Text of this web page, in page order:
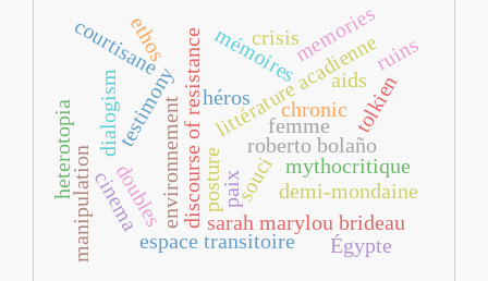
roberto bolaño
souci
chronic
discourse of resistancelittérature acadienne
sarah marylou brideau
espace transitoire
environnement
testimony
doubles
héros
mythocritique
tolkien
mémoires
courtisane
demi-mondaine
dialogism
Égypte
paix
femme
aids
manipulation
heterotopia
memoriesruins
cinema
crisis
ethos
posture